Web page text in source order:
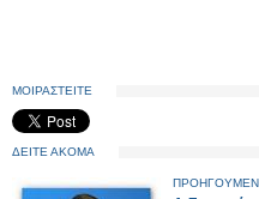
ΜΟΙΡΑΣΤΕΙΤΕ
ΔΕΙΤΕ ΑΚΟΜΑ